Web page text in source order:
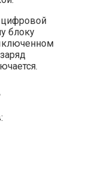
блоку